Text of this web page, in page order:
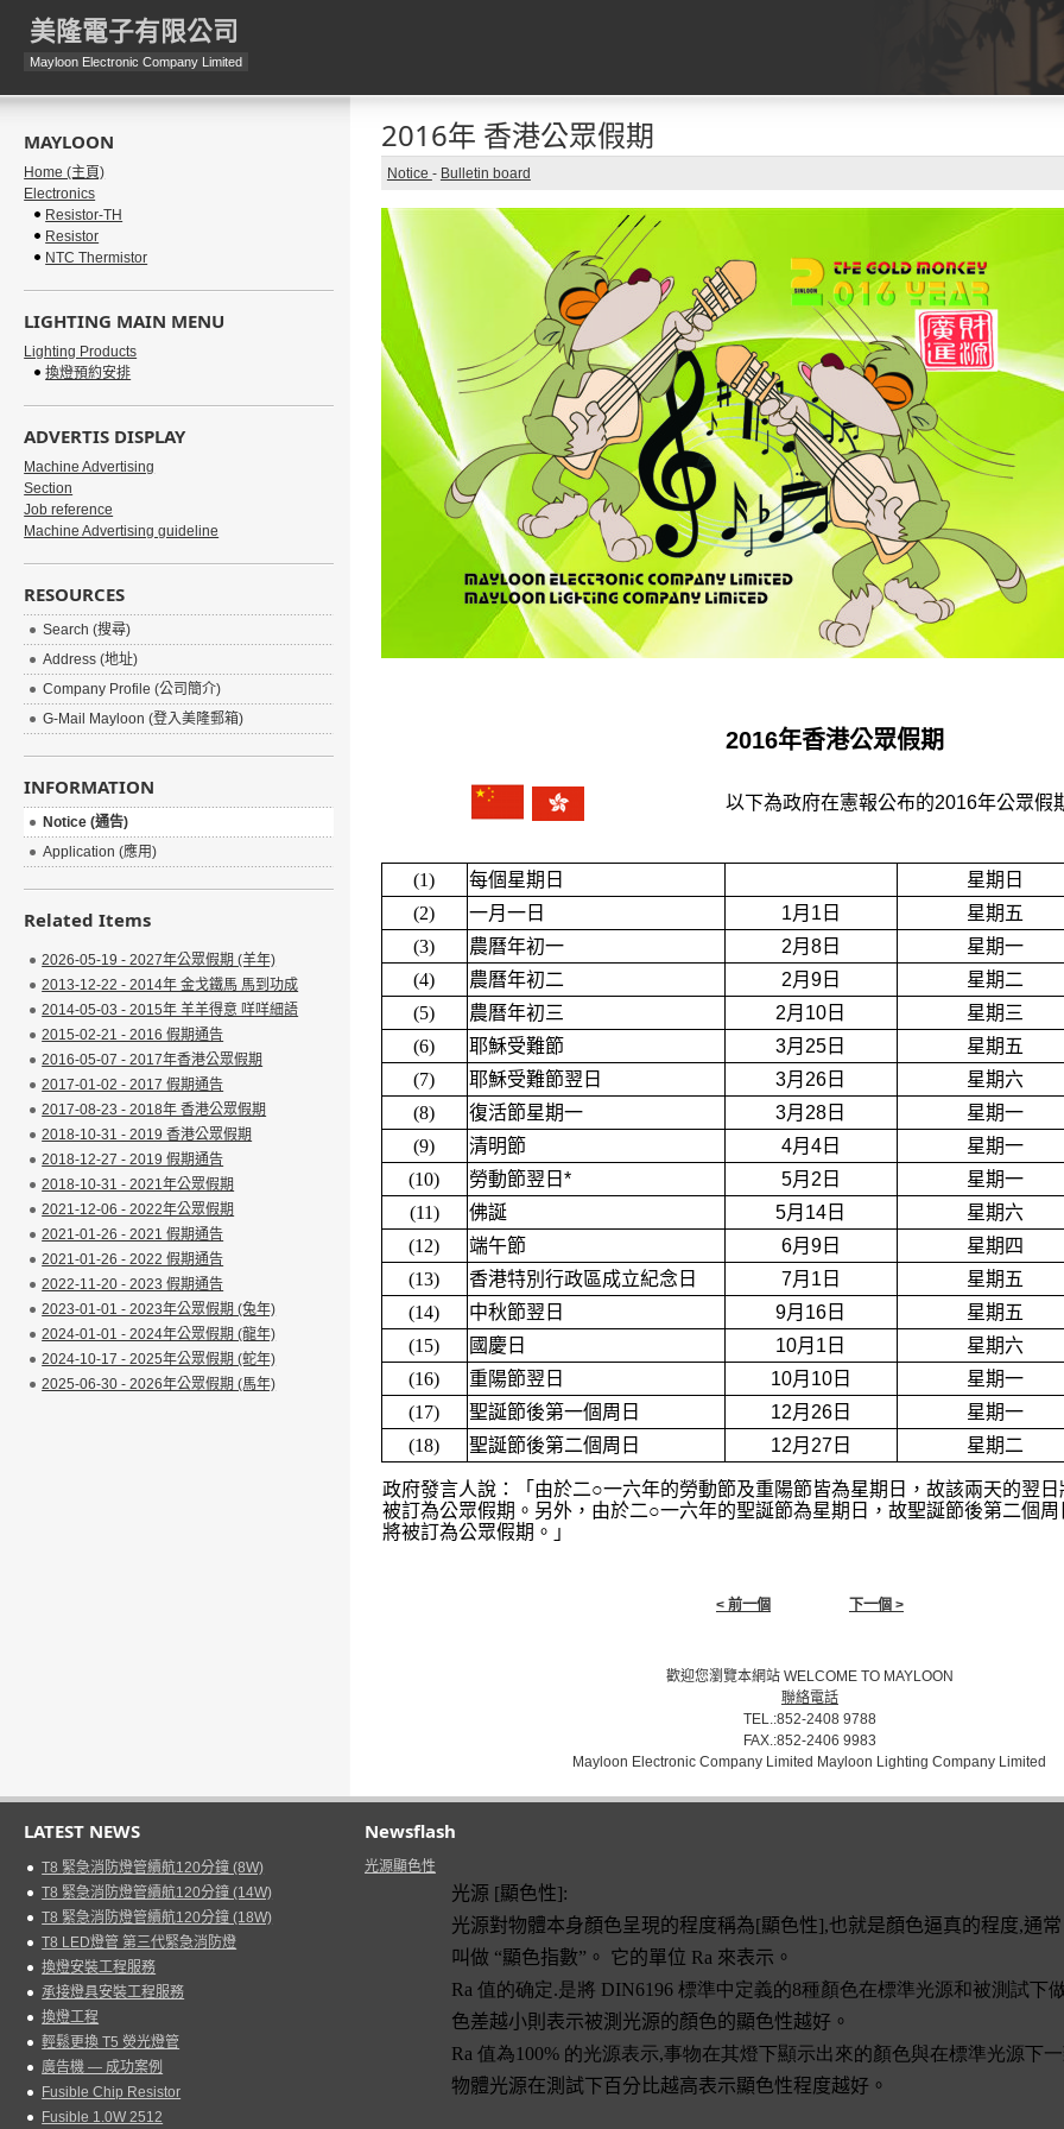
美隆電子有限公司
Mayloon Electronic Company Limited
2016年 香港公眾假期
Notice - Bulletin board
2016年香港公眾假期
以下為政府在憲報公布的2016年公眾假
(1) 每個星期日
星期日
(2)
一月一日 1月1日
星期五
(3)
農曆年初一 2月8日
星期一
(4)
農曆年初二 2月9日
星期二
(5)
農曆年初三 2月10日
星期三
(6)
耶穌受難節 3月25日
星期五
(7)
耶穌受難節翌日 3月26日
星期六
(8)
復活節星期一 3月28日
星期一
(9)
清明節 4月4日
星期一
(10)
勞動節翌日* 5月2日
星期一
(11)
佛誕 5月14日
星期六
(12)
端午節 6月9日
星期四
(13)
香港特別行政區成立紀念日 7月1日
星期五
(14)
中秋節翌日 9月16日
星期五
(15)
國慶日 10月1日
星期六
(16)
重陽節翌日 10月10日
星期一
(17)
聖誕節後第一個周日 12月26日
星期一
(18)
聖誕節後第二個周日 12月27日 星期二
政府發言人說：「由於二○一六年的勞動節及重陽節皆為星期日，故該兩天的翌日
被訂為公眾假期。另外，由於二○一六年的聖誕節為星期日，故聖誕節後第二個周
將被訂為公眾假期。」
< 前一個 下一個 >
歡迎您瀏覽本網站 WELCOME TO MAYLOON
聯絡電話
TEL.:852-2408 9788
FAX.:852-2406 9983
Mayloon Electronic Company Limited Mayloon Lighting Company Limited
MAYLOON
Home (主頁)
Electronics
Resistor-TH
Resistor
NTC Thermistor
LIGHTING MAIN MENU
Lighting Products
換燈預約安排
ADVERTIS DISPLAY
Machine Advertising
Section
Job reference
Machine Advertising guideline
RESOURCES
Search (搜尋)
Address (地址)
Company Profile (公司簡介)
G-Mail Mayloon (登入美隆郵箱)
INFORMATION
Notice (通告)
Application (應用)
Related Items
2026-05-19 - 2027年公眾假期 (羊年)
2013-12-22 - 2014年 金戈鐵馬 馬到功成
2014-05-03 - 2015年 羊羊得意 咩咩細語
2015-02-21 - 2016 假期通告
2016-05-07 - 2017年香港公眾假期
2017-01-02 - 2017 假期通告
2017-08-23 - 2018年 香港公眾假期
2018-10-31 - 2019 香港公眾假期
2018-12-27 - 2019 假期通告
2018-10-31 - 2021年公眾假期
2021-12-06 - 2022年公眾假期
2021-01-26 - 2021 假期通告
2021-01-26 - 2022 假期通告
2022-11-20 - 2023 假期通告
2023-01-01 - 2023年公眾假期 (兔年)
2024-01-01 - 2024年公眾假期 (龍年)
2024-10-17 - 2025年公眾假期 (蛇年)
2025-06-30 - 2026年公眾假期 (馬年)
LATEST NEWS
T8 緊急消防燈管續航120分鐘 (8W)
T8 緊急消防燈管續航120分鐘 (14W)
T8 緊急消防燈管續航120分鐘 (18W)
T8 LED燈管 第三代緊急消防燈
換燈安裝工程服務
承接燈具安裝工程服務
換燈工程
輕鬆更換 T5 熒光燈管
廣告機 — 成功案例
Fusible Chip Resistor
Fusible 1.0W 2512
Newsflash
光源顯色性
光源 [顯色性]:
光源對物體本身顏色呈現的程度稱為[顯色性],也就是顏色逼真的程度,通常
叫做 “顯色指數”。 它的單位 Ra 來表示。
Ra 值的确定.是將 DIN6196 標準中定義的8種顏色在標準光源和被測試下
色差越小則表示被測光源的顏色的顯色性越好。
Ra 值為100% 的光源表示,事物在其燈下顯示出來的顏色與在標準光源下
物體光源在測試下百分比越高表示顯色性程度越好。